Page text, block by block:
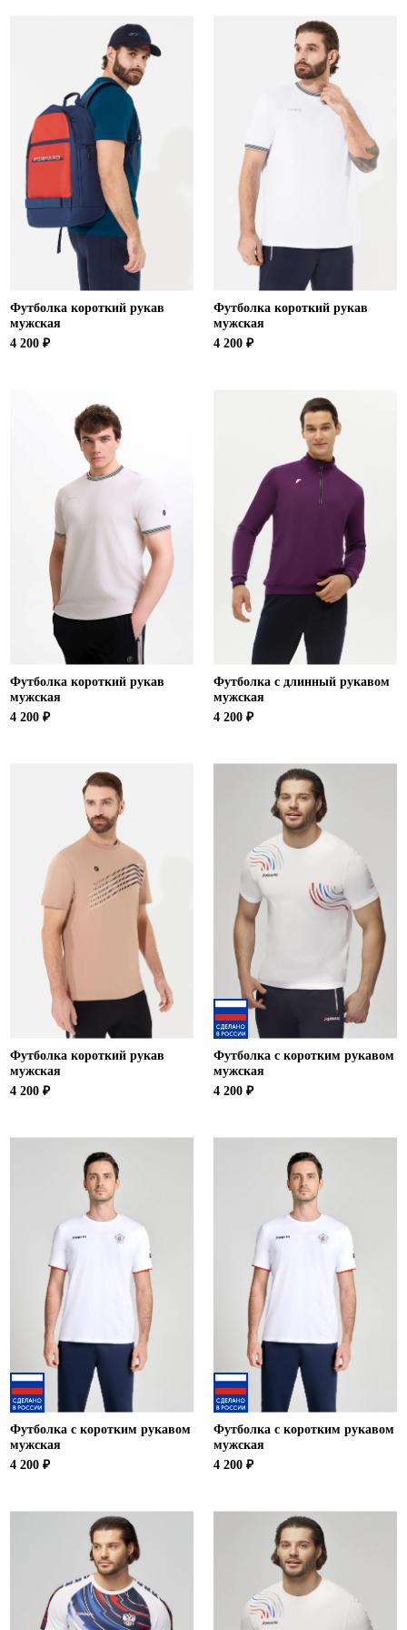
Челябинская область (2)
Ямало-Ненецкий автономный округ (1)
Ярославская область (1)
Футболка короткий рукав
мужская
4 200 ₽
Футболка короткий рукав
мужская
4 200 ₽
Футболка короткий рукав
мужская
4 200 ₽
Футболка с длинный рукавом
мужская
4 200 ₽
Футболка короткий рукав
мужская
4 200 ₽
Футболка с коротким рукавом
мужская
4 200 ₽
Футболка с коротким рукавом
мужская
4 200 ₽
Футболка с коротким рукавом
мужская
4 200 ₽